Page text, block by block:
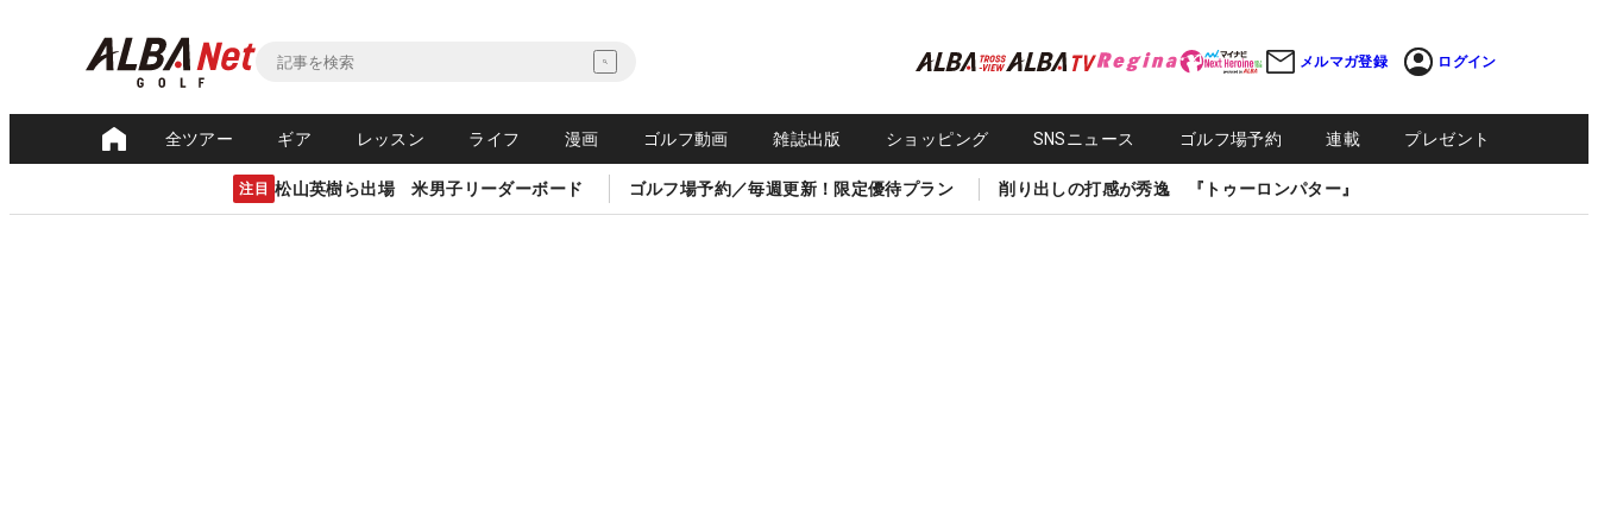
メルマガ登録 ログイン
全ツアー ギア レッスン ライフ 漫画 ゴルフ動画 雑誌出版 ショッピング SNSニュース ゴルフ場予約 連載 プレゼント
注目 松山英樹ら出場 米男子リーダーボード ゴルフ場予約／毎週更新！限定優待プラン 削り出しの打感が秀逸 『トゥーロンパター』